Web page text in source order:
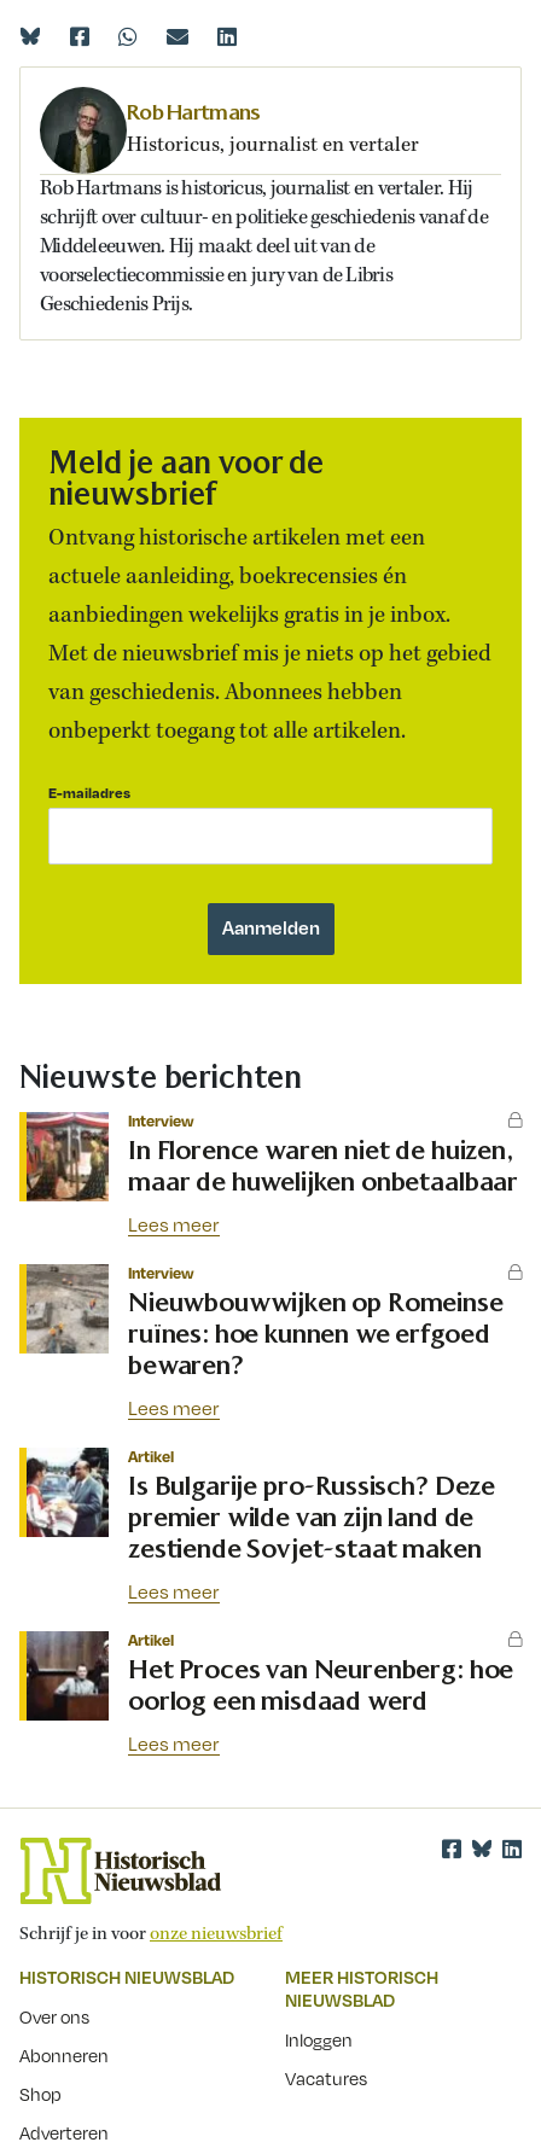
Rob Hartmans
Historicus, journalist en vertaler
Rob Hartmans is historicus, journalist en vertaler. Hij
schrijft over cultuur- en politieke geschiedenis vanaf de
Middeleeuwen. Hij maakt deel uit van de
voorselectiecommissie en jury van de Libris
Geschiedenis Prijs.
Meld je aan voor de
nieuwsbrief
Ontvang historische artikelen met een
actuele aanleiding, boekrecensies én
aanbiedingen wekelijks gratis in je inbox.
Met de nieuwsbrief mis je niets op het gebied
van geschiedenis. Abonnees hebben
onbeperkt toegang tot alle artikelen.
E-mailadres
Nieuwste berichten
Interview
In Florence waren niet de huizen,
maar de huwelijken onbetaalbaar
Lees meer
Interview
Nieuwbouwwijken op Romeinse
ruïnes: hoe kunnen we erfgoed
bewaren?
Lees meer
Artikel
Is Bulgarije pro-Russisch? Deze
premier wilde van zijn land de
zestiende Sovjet-staat maken
Lees meer
Artikel
Het Proces van Neurenberg: hoe
oorlog een misdaad werd
Lees meer
Schrijf je in vooronze nieuwsbrief
HISTORISCH NIEUWSBLAD
Over ons
Abonneren
Shop
Adverteren
MEER HISTORISCH
NIEUWSBLAD
Inloggen
Vacatures